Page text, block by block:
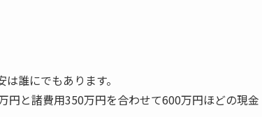
誰にでもあります。
円と諸費用350万円を合わせて600万円ほどの現金